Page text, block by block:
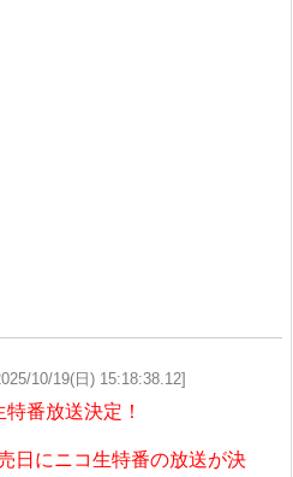
10/19(日) 15:18:38.12]
番放送決定！
にニコ生特番の放送が決